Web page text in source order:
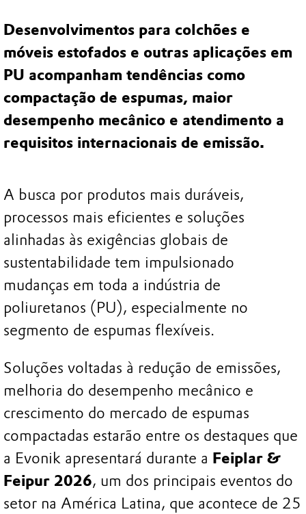
Desenvolvimentos para colchões e
móveis estofados e outras aplicações em
PU acompanham tendências como
compactação de espumas, maior
desempenho mecânico e atendimento a
requisitos internacionais de emissão.
A busca por produtos mais duráveis,
processos mais eficientes e soluções
alinhadas às exigências globais de
sustentabilidade tem impulsionado
mudanças em toda a indústria de
poliuretanos (PU), especialmente no
segmento de espumas flexíveis.
Soluções voltadas à redução de emissões,
melhoria do desempenho mecânico e
crescimento do mercado de espumas
compactadas estarão entre os destaques que
a Evonik apresentará durante a Feiplar &
Feipur 2026, um dos principais eventos do
setor na América Latina, que acontece de 25